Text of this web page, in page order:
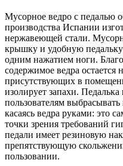
Мусорное ведро с педалью
производства Испании
нержавеющей стали.
крышку и удобную
одним нажатием ноги.
содержимое ведра остается
присутствующих в
изолирует запахи. Педалька
пользователям
касаясь ведра руками: это
точки зрения требований
педали имеет резиновую
препятствующую
пользовании.